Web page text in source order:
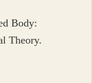
Body:
Theory.